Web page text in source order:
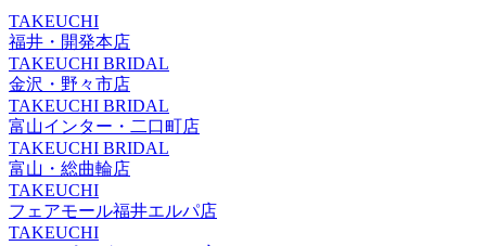
TAKEUCHI
福井・開発本店
TAKEUCHI BRIDAL
金沢・野々市店
TAKEUCHI BRIDAL
富山インター・二口町店
TAKEUCHI BRIDAL
富山・総曲輪店
TAKEUCHI
フェアモール福井エルパ店
TAKEUCHI